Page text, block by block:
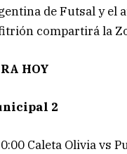
de Futsal y el
compartirá la
HOY
2
Caleta Olivia vs